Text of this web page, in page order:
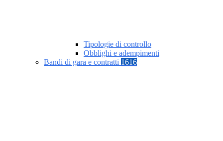
Tipologie di controllo
Obblighi e adempimenti
Bandi di gara e contratti 1616